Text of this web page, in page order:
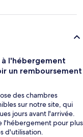
à l'hébergement
un remboursement
des chambres
sur notre site, qui
jours avant l'arrivée.
l'hébergement pour plus
d'utilisation.